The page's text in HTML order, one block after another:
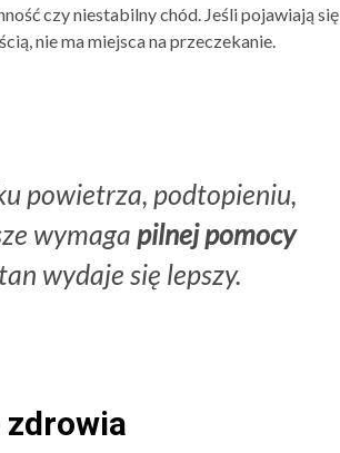
czy niestabilny chód. Jeśli pojawiają się
nie ma miejsca na przeczekanie.
powietrza, podtopieniu,
wymaga pilnej pomocy
wydaje się lepszy.